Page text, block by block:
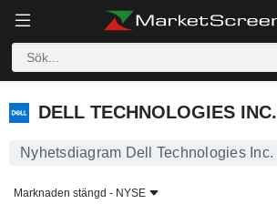
DELL TECHNOLOGIES INC.
DELL TECHNOLOGIES INC.
Nyhetsdiagram Dell Technologies Inc.
Marknaden stängd - NYSE